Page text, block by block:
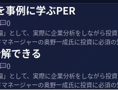
事例に学ぶPER
0
」として、実際に企業分析をしながら投
ネージャーの奥野一成氏に投資に必須
できる
0
」として、実際に企業分析をしながら投
ネージャーの奥野一成氏に投資に必須